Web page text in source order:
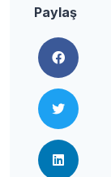
Paylaş